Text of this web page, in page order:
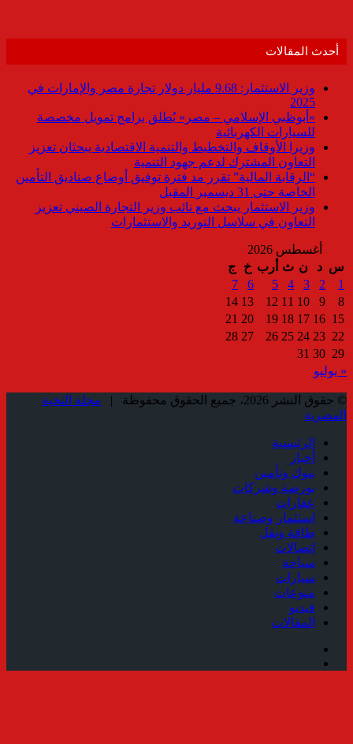
أحدث المقالات
وزير الاستثمار: 9.68 مليار دولار تجارة مصر والإمارات في
2025
«أبوظبي الإسلامي – مصر» يُطلق برامج تمويل مخصصة
للسيارات الكهربائية
وزيرا الأوقاف والتخطيط والتنمية الاقتصادية يبحثان تعزيز
التعاون المشترك لدعم جهود التنمية
“الرقابة المالية” تقرر مد فترة توفيق أوضاع صناديق التأمين
الخاصة حتى 31 ديسمبر المقبل
وزير الاستثمار يبحث مع نائب وزير التجارة الصيني تعزيز
التعاون في سلاسل التوريد والاستثمارات
أغسطس 2026
س د ن ث أرب خ
ج
1
2
3
4
5
6
7
8
9
10
11
12
13
14
15
16
17
18
19
20
21
22
23
24
25
26
27
28
29
30
31
« يوليو
© حقوق النشر 2026، جميع الحقوق محفوظة |
مجلة النخبة
المصرية
الرئيسية
أخبار
بنوك وتأمين
بورصة وشركات
عقارات
استثمار وصناعة
طاقة ونقل
إتصالات
سياحة
سيارات
منوعات
فيديو
المقالات